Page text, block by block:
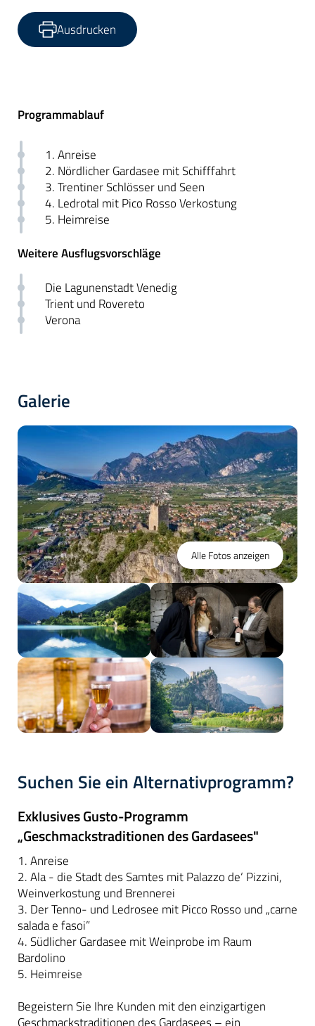
Ausdrucken
Programmablauf
1. Anreise
2. Nördlicher Gardasee mit Schifffahrt
3. Trentiner Schlösser und Seen
4. Ledrotal mit Pico Rosso Verkostung
5. Heimreise
Weitere Ausflugsvorschläge
Die Lagunenstadt Venedig
Trient und Rovereto
Verona
Galerie
Alle Fotos anzeigen
Suchen Sie ein Alternativprogramm?
Exklusives Gusto-Programm
„Geschmackstraditionen des Gardasees"
1. Anreise
2. Ala - die Stadt des Samtes mit Palazzo de‘ Pizzini,
Weinverkostung und Brennerei
3. Der Tenno- und Ledrosee mit Picco Rosso und „carne
salada e fasoi”
4. Südlicher Gardasee mit Weinprobe im Raum
Bardolino
5. Heimreise
Begeistern Sie Ihre Kunden mit den einzigartigen
Geschmackstraditionen des Gardasees – ein